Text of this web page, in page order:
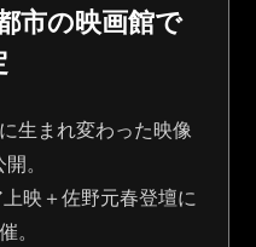
市の映画館で
生まれ変わった映像
。
映＋佐野元春登壇に
。